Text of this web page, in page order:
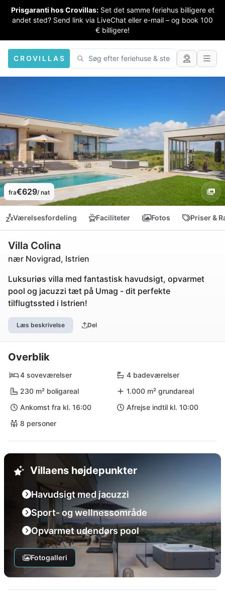
Prisgaranti hos Crovillas: Set det samme feriehus billigere et
andet sted? Send link via LiveChat eller e-mail – og book 100
€ billigere!
CROVILLAS
fra€629/ nat
Værelsesfordeling Faciliteter Fotos Priser &
Villa Colina
nær Novigrad, Istrien
Luksuriøs villa med fantastisk havudsigt, opvarmet
pool og jacuzzi tæt på Umag - dit perfekte
tilflugtssted i Istrien!
Læs beskrivelse Del
Overblik
4 soveværelser
4 badeværelser
230 m² boligareal
1.000 m² grundareal
Ankomst fra kl. 16:00
Afrejse indtil kl. 10:00
8 personer
Villaens højdepunkter
Havudsigt med jacuzzi
Sport- og wellnessområde
Opvarmet udendørs pool
Fotogalleri